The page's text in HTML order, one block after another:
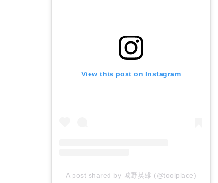
View this post on Instagram
A post shared by 城野英雄 (@toolplace)